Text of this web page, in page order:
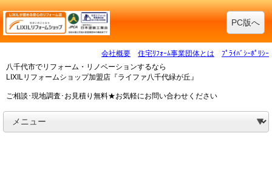
PC版へ
会社概要 住宅ﾘﾌｫｰﾑ事業団体とは
ﾌﾟﾗｲﾊﾞｼｰﾎﾟﾘｼｰ
八千代市でリフォーム・リノベーションするなら
LIXILリフォームショップ加盟店『ライファ八千代緑が丘』
ご相談･現地調査･お見積り無料★お気軽にお問い合わせください